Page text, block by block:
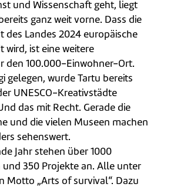
und Wissenschaft geht, liegt
ganz weit vorne. Dass die
des Landes 2024 europäische
wird, ist eine weitere
den 100.000-Einwohner-Ort.
gelegen, wurde Tartu bereits
UNESCO-Kreativstädte
das mit Recht. Gerade die
und die vielen Museen machen
sehenswert.
Jahr stehen über 1000
350 Projekte an. Alle unter
Motto „Arts of survival“. Dazu